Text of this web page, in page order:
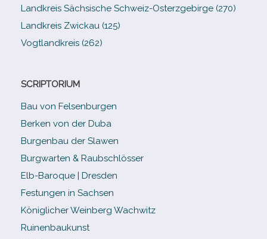
Landkreis Sächsische Schweiz-​Osterzgebirge (270)
Landkreis Zwickau (125)
Vogtlandkreis (262)
SCRIPTORIUM
Bau von Felsenburgen
Berken von der Duba
Burgenbau der Slawen
Burgwarten & Raubschlösser
Elb-​Baroque | Dresden
Festungen in Sachsen
Königlicher Weinberg Wachwitz
Ruinenbaukunst